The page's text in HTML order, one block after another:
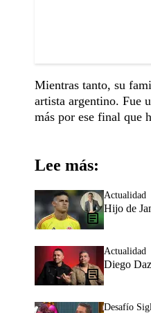
Mientras tanto, su
artista argentino. Fue
más por ese final que
Lee más:
Actualidad
Hijo de
Actualidad
Diego
Desafío